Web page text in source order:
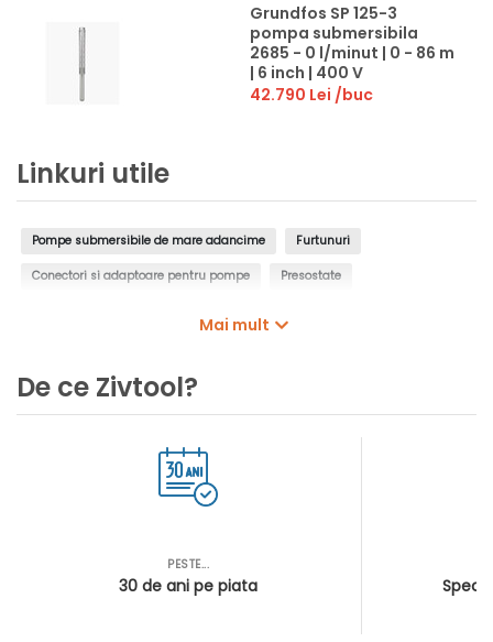
Grundfos SP 125-3
pompa submersibila
2685 - 0 l/minut | 0 - 86 m
| 6 inch | 400 V
42.790 Lei /buc
Linkuri utile
Pompe submersibile de mare adancime Furtunuri
Conectori si adaptoare pentru pompe Presostate
Cartuse filtrante pentru pompe
Mai mult
De ce Zivtool?
PESTE...
30 de ani pe piata